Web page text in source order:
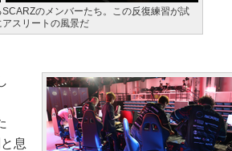
のメンバーたち。この反復練習が試
スリートの風景だ
息